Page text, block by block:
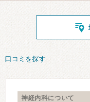
口コミを探す
神経内科について